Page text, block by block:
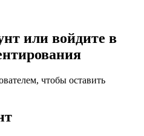
или войдите в
чтобы оставить